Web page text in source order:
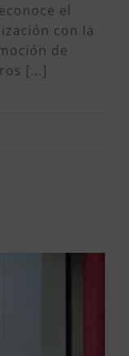
el
con la
de
[...]